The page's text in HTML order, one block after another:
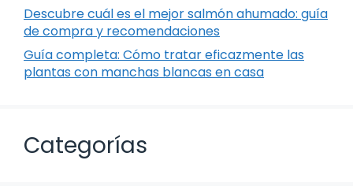
Descubre cuál es el mejor salmón ahumado: guía
de compra y recomendaciones
Guía completa: Cómo tratar eficazmente las
plantas con manchas blancas en casa
Categorías